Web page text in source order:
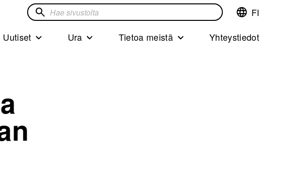
Vaihda
kieliFinnish
FI
Hae
Uutiset Ura Tietoa meistä Yhteystiedot